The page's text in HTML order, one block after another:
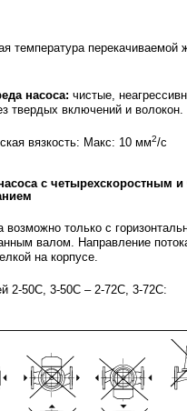
температура перекачиваемой
насоса: чистые,
твердых включений и волокон.
вязкость: Макс: 10 мм2/с
с четырехскоростным и
возможно только с
валом. Направление
на корпусе.
2-50С, 3-50С – 2-72С, 3-72С: